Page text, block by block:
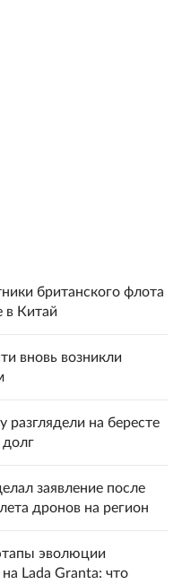
британского флота
в Китай
вновь возникли
на бересте
заявление после
дронов на регион
эволюции
Lada Granta: что